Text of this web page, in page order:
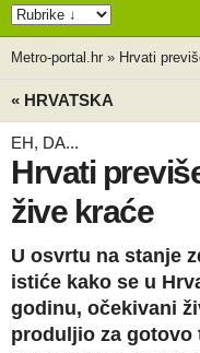
Metro-portal.hr » Hrvati
« HRVATSKA
EH, DA...
Hrvati
žive kraće
U osvrtu na stanje
istiće kako se u
godinu, očekivani
produljio za gotovo